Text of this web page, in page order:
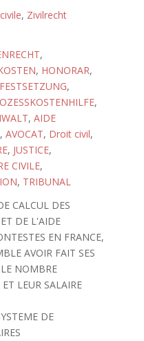
, Zivilrecht
,
, HONORAR,
,
,
, AIDE
, AVOCAT, Droit civil,
, JUSTICE,
CIVILE,
, TRIBUNAL
CALCUL DES
DE L'AIDE
EN FRANCE,
AVOIR FAIT SES
NOMBRE
LEUR SALAIRE
DE